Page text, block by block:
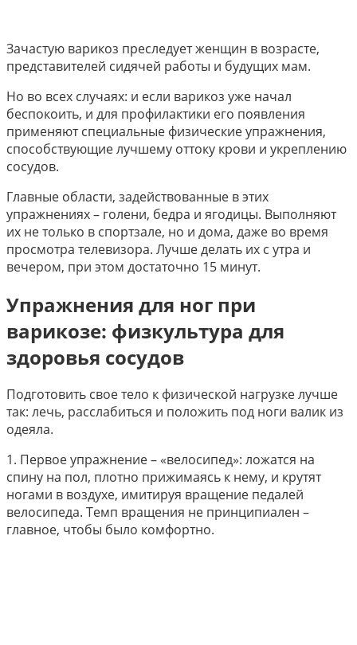
Зачастую варикоз преследует женщин в возрасте,
представителей сидячей работы и будущих мам.
Но во всех случаях: и если варикоз уже начал
беспокоить, и для профилактики его появления
применяют специальные физические упражнения,
способствующие лучшему оттоку крови и укреплению
сосудов.
Главные области, задействованные в этих
упражнениях – голени, бедра и ягодицы. Выполняют
их не только в спортзале, но и дома, даже во время
просмотра телевизора. Лучше делать их с утра и
вечером, при этом достаточно 15 минут.
Упражнения для ног при
варикозе: физкультура для
здоровья сосудов
Подготовить свое тело к физической нагрузке лучше
так: лечь, расслабиться и положить под ноги валик из
одеяла.
1.​ Первое упражнение – «велосипед»: ложатся на
спину на пол, плотно прижимаясь к нему, и крутят
ногами в воздухе, имитируя вращение педалей
велосипеда. Темп вращения не принципиален –
главное, чтобы было комфортно.